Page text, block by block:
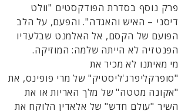
פרק נוסף בסדרת הפודקסטים "וולט
דיסני – האיש והאגדה". והפעם, על הלב
הפועם של הקסם, אל האלמנט שבלעדיו
הפנטזיה לא הייתה שלמה: המוזיקה.
מי מאיתנו לא מכיר את
"סופרקליפרג'ליסטיק" של מרי פופינס, את
"אקונה מטטה" של מלך האריות או את
השיר "עולם חדש" של אלאדין הלוקח את